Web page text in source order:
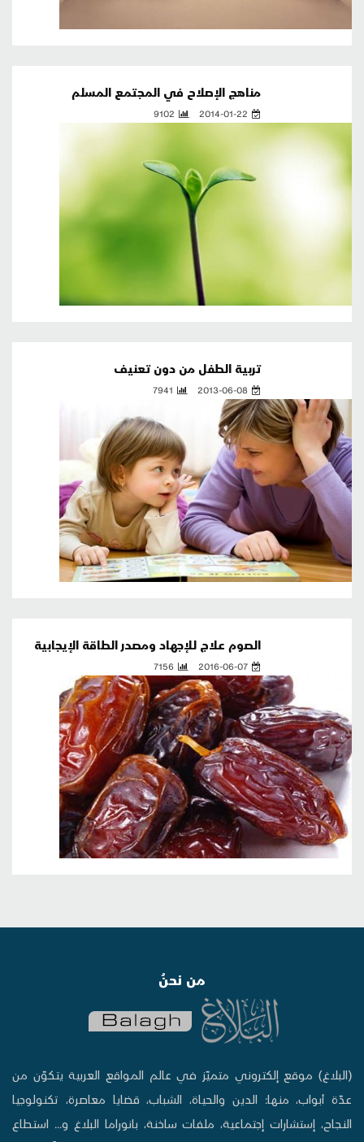
مناهج الإصلاح في المجتمع المسلم
2014-01-22
9102
تربية الطفل من دون تعنيف
2013-06-08
7941
الصوم علاج للإجهاد ومصدر الطاقة الإيجابية
2016-06-07
7156
من نحنُ
(البلاغ) موقع إلكتروني متميّز في عالم المواقع العربية يتكوّن من
عدّة أبواب، منها: الدين والحياة، الشباب، قضايا معاصرة، تكنولوجيا
النجاح، إستشارات إجتماعية، ملفات ساخنة، بانوراما البلاغ و... استطاع